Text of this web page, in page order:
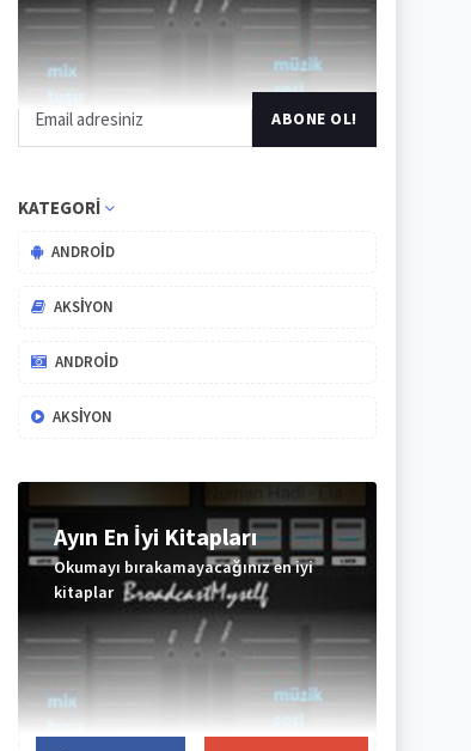
ABONEOL
KATEGORI
ANDROID
AKSIYON
ANDROID
AKSIYON
Ayın En İyi Kitapları
Okumayı bırakamayacağınız en iyi
kitaplar
BAŞLIK